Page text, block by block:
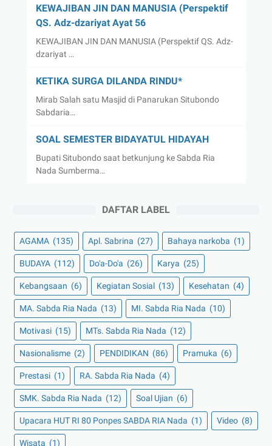
KEWAJIBAN JIN DAN MANUSIA (Perspektif
QS. Adz-dzariyat Ayat 56
KEWAJIBAN JIN DAN MANUSIA (Perspektif QS. Adz-
dzariyat …
KETIKA SURGA DILANDA RINDU*
Mirab Salah satu Masjid di Panarukan Situbondo
Sabdaria…
SOAL SEMESTER BIDAYATUL HIDAYAH
Bupati Situbondo saat betkunjung ke Sabda Ria
Nada Sumberma…
DAFTAR LABEL
AGAMA (135) Apl. Sabrina (27) Bahaya narkoba (1)
BUDAYA (112) Do'a-Do'a (26) Karya (25)
Kebangsaan (6) Kegiatan Sosial (13) Kesehatan (4)
MA. Sabda Ria Nada (13) MI. Sabda Ria Nada (10)
Motivasi (15) MTs. Sabda Ria Nada (12)
Nasionalisme (2) PENDIDIKAN (86) Pramuka (6)
Prestasi (1) RA. Sabda Ria Nada (4)
SMK. Sabda Ria Nada (12) Soal Ujian (6)
Upacara HUT RI 80 Ponpes SABDA RIA Nada (1) Video (8)
Wisata (1)